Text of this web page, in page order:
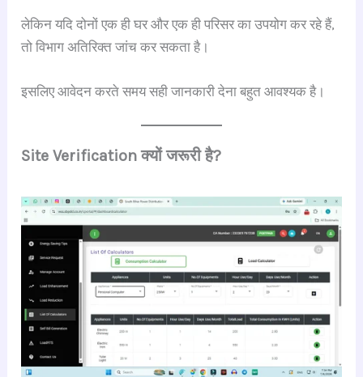
लेकिन यदि दोनों एक ही घर और एक ही परिसर का उपयोग कर रहे हैं,
तो विभाग अतिरिक्त जांच कर सकता है।
इसलिए आवेदन करते समय सही जानकारी देना बहुत आवश्यक है।
Site Verification क्यों जरूरी है?